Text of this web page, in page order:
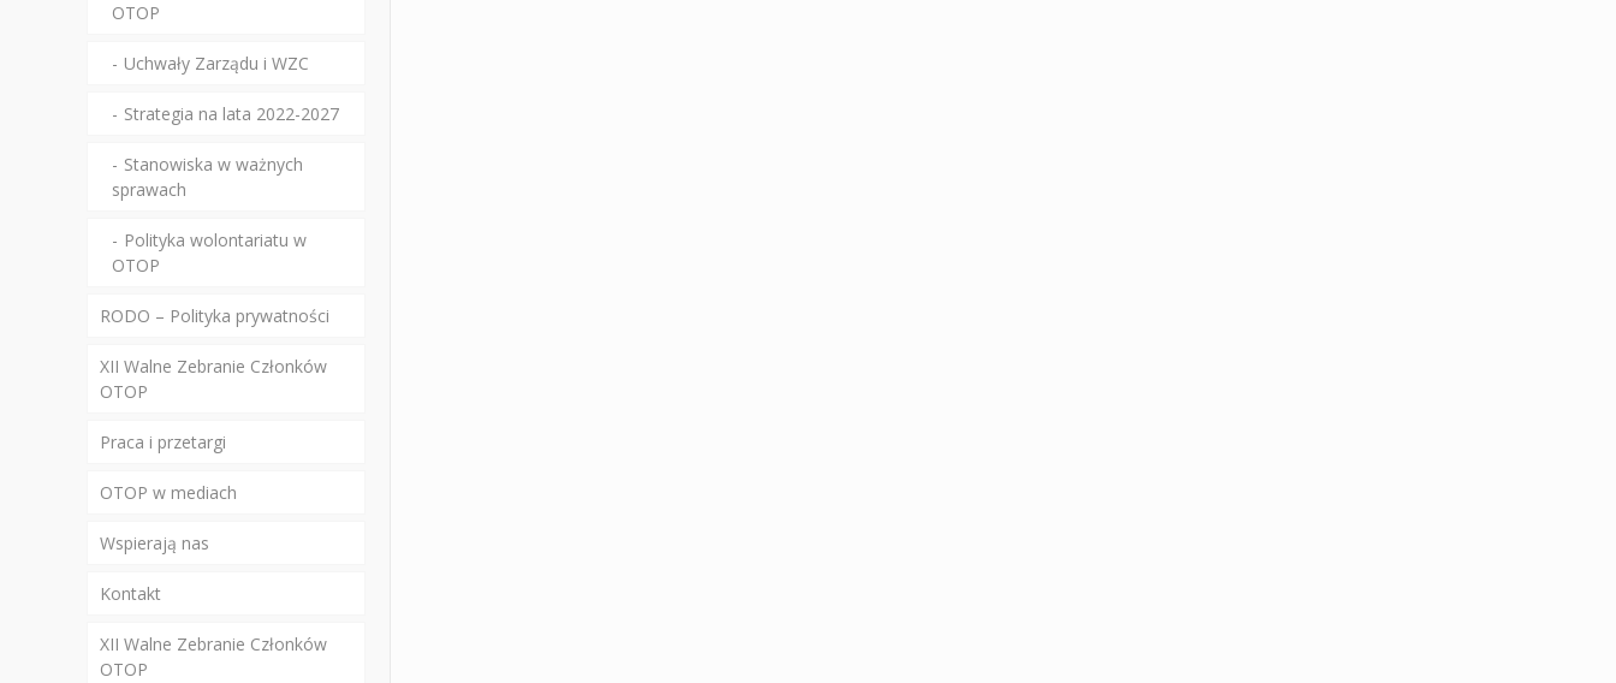
OTOP
Uchwały Zarządu i WZC
Strategia na lata 2022-2027
Stanowiska w ważnych
sprawach
Polityka wolontariatu w
OTOP
RODO – Polityka prywatności
XII Walne Zebranie Członków
OTOP
Praca i przetargi
OTOP w mediach
Wspierają nas
Kontakt
XII Walne Zebranie Członków
OTOP